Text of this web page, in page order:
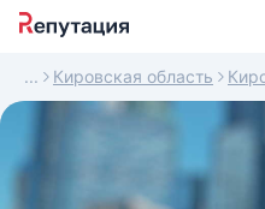
Кировская область